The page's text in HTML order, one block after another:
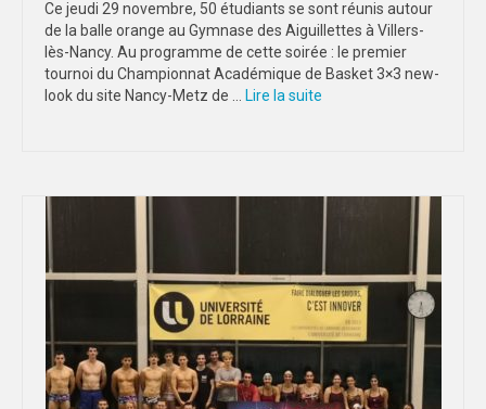
STRASBOURG
COMMUNICATION
VIDÉOTHÈQUE
LOGOTHÈQUE
AFFICHES
Ce jeudi 29 novembre, 50 étudiants se sont réunis autour
de la balle orange au Gymnase des Aiguillettes à Villers-
lès-Nancy. Au programme de cette soirée : le premier
tournoi du Championnat Académique de Basket 3×3 new-
look du site Nancy-Metz de …
Lire la suite­­